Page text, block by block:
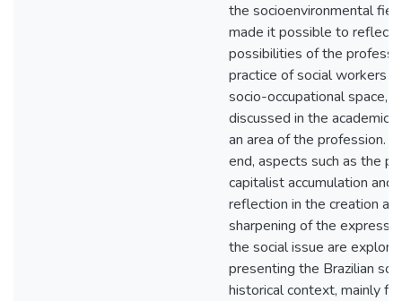
the socioenvironmental
made it possible to reflect
possibilities of the
practice of social workers
socio-occupational space,
discussed in the academic
an area of the profession.
end, aspects such as the
capitalist accumulation and
reflection in the creation
sharpening of the
the social issue are
presenting the Brazilian
historical context, mainly